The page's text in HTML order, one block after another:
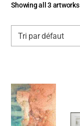
Showing all 3 artworks
Tri par défaut